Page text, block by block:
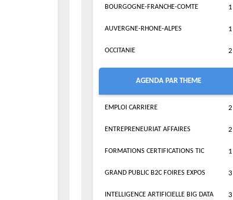
BOURGOGNE-FRANCHE-COMTE 1
AUVERGNE-RHONE-ALPES 1
OCCITANIE 2
AGENDA PAR THEME
EMPLOI CARRIERE 2
ENTREPRENEURIAT AFFAIRES 2
FORMATIONS CERTIFICATIONS TIC 1
GRAND PUBLIC B2C FOIRES EXPOS 3
INTELLIGENCE ARTIFICIELLE BIG DATA 3